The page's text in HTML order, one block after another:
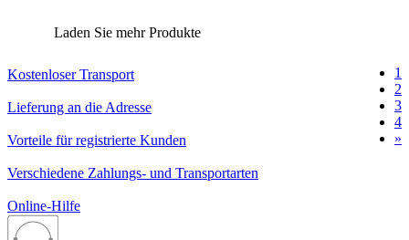
Laden Sie mehr Produkte
1
2
3
4
»
Kostenloser Transport
Lieferung an die Adresse
Vorteile für registrierte Kunden
Verschiedene Zahlungs- und Transportarten
Online-Hilfe